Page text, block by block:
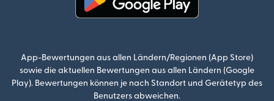
App-Bewertungen aus allen Ländern/Regionen (App Store)
sowie die aktuellen Bewertungen aus allen Ländern (Google
Play). Bewertungen können je nach Standort und Gerätetyp des
Benutzers abweichen.